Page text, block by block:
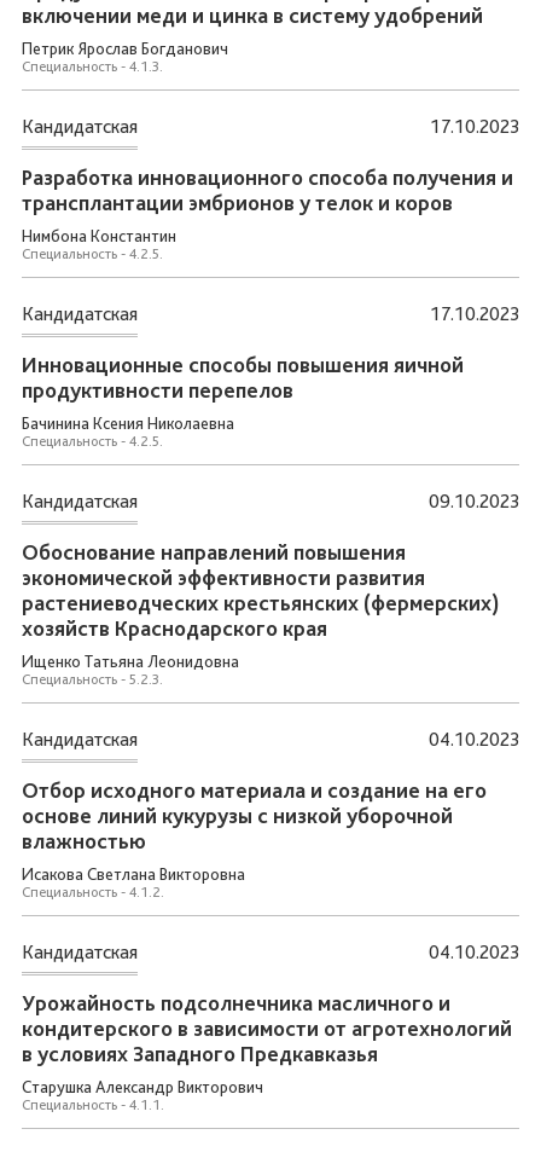
включении меди и цинка в систему удобрений
Петрик Ярослав Богданович
Специальность - 4.1.3.
Кандидатская
Разработка инновационного способа получения и
трансплантации эмбрионов у телок и коров
Нимбона Константин
Специальность - 4.2.5.
17.10.2023
Кандидатская
Инновационные способы повышения яичной
продуктивности перепелов
Бачинина Ксения Николаевна
Специальность - 4.2.5.
17.10.2023
Кандидатская
Обоснование направлений повышения
экономической эффективности развития
растениеводческих крестьянских (фермерских)
хозяйств Краснодарского края
Ищенко Татьяна Леонидовна
Специальность - 5.2.3.
09.10.2023
Кандидатская
Отбор исходного материала и создание на его
основе линий кукурузы с низкой уборочной
влажностью
Исакова Светлана Викторовна
Специальность - 4.1.2.
04.10.2023
Кандидатская
Урожайность подсолнечника масличного и
кондитерского в зависимости от агротехнологий
в условиях Западного Предкавказья
Старушка Александр Викторович
Специальность - 4.1.1.
04.10.2023